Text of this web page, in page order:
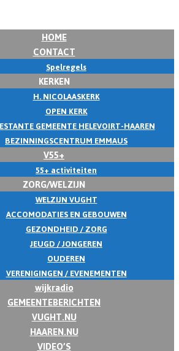
HOME
CONTACT
Spelregels
KERKEN
H. NICOLAASKERK
OPEN KERK
GEMEENTE HELEVOIRT-HAAREN
BEZINNINGSCENTRUM EMMAUS
V55+
55+ activiteiten
ZORG/WELZIJN
WELZIJN VUGHT
ACCOMODATIES EN GEBOUWEN
GEZONDHEID / ZORG
JEUGD / JONGEREN
OUDEREN
VERENIGINGEN / EVENEMENTEN
wijkradio
GEMEENTEBERICHTEN
VUGHT.NU
HAAREN.NU
VIDEO’S